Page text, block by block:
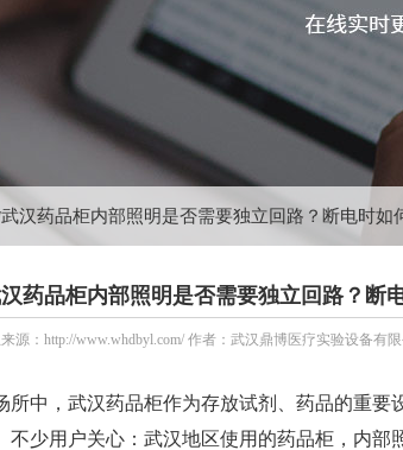
武汉药品柜内部照明是否需要独立回路？断电时如
药品柜内部照明是否需要独立回路？断
源：http://www.whdbyl.com/ 作者：武汉鼎博医疗实验设备有
中， 武汉药品柜作为存放试剂、药品的重要
不少用户关心：武汉地区使用的药品柜，内部